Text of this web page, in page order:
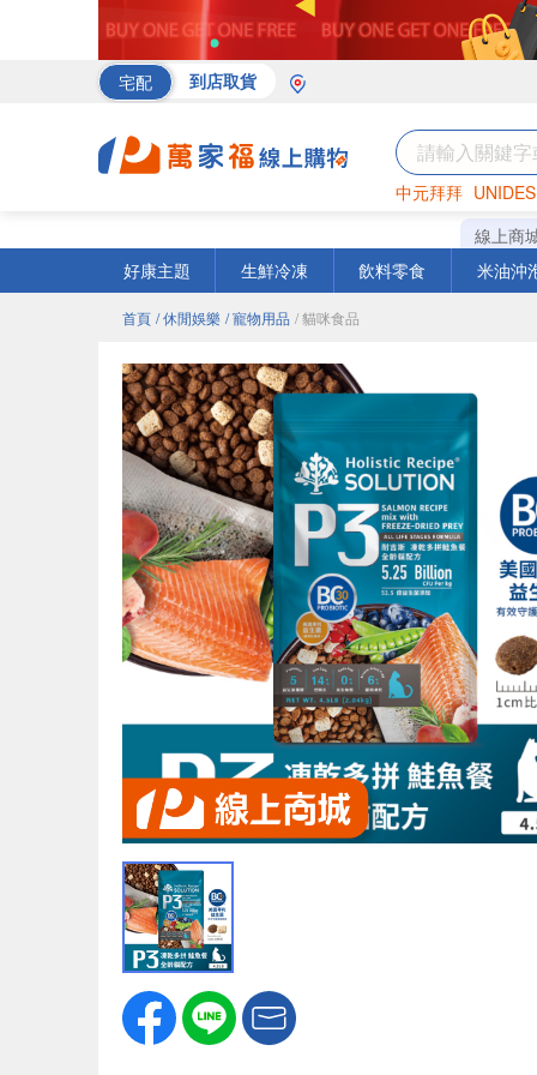
宅配 到店取貨
中元拜拜
海苔 巧克力
線上商
好康主題
生鮮冷凍 飲料零食 米油沖
首頁 / 休閒娛樂 / 寵物用品 / 貓咪食品